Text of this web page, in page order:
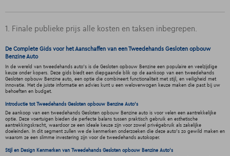
1. Finale publieke prijs alle kosten en taksen inbegrepen.
De Complete Gids voor het Aanschaffen van een Tweedehands Gesloten opbouw
Benzine Auto
In de wereld van tweedehands auto's is de Gesloten opbouw Benzine een populaire en veelzijdige
keuze onder kopers. Deze gids biedt een diepgaande blik op de aankoop van een tweedehands
Gesloten opbouw Benzine auto, een optie die combineert functionaliteit met stijl, en veiligheid met
innovatie. Met de juiste informatie en advies kunt u een weloverwogen keuze maken die past bij uw
behoeften en budget.
Introductie tot Tweedehands Gesloten opbouw Benzine Auto's
De aankoop van een tweedehands Gesloten opbouw Benzine auto is voor velen een aantrekkelijke
optie. Deze voertuigen bieden de perfecte balans tussen praktisch gebruik en esthetische
aantrekkingskracht, waardoor ze een ideale keuze zijn voor zowel privégebruik als zakelijke
doeleinden. In dit segment zullen we de kenmerken onderzoeken die deze auto's zo gewild maken en
waarom ze een slimme investering zijn voor de tweedehands autokoper.
Stijl en Design Kenmerken van Tweedehands Gesloten opbouw Benzine Auto's